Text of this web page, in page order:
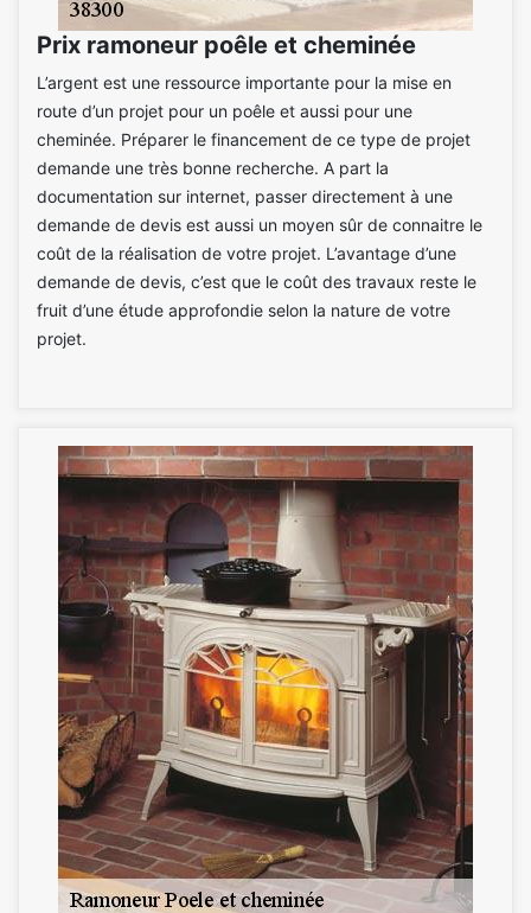
Prix ramoneur poêle et cheminée
L’argent est une ressource importante pour la mise en
route d’un projet pour un poêle et aussi pour une
cheminée. Préparer le financement de ce type de projet
demande une très bonne recherche. A part la
documentation sur internet, passer directement à une
demande de devis est aussi un moyen sûr de connaitre le
coût de la réalisation de votre projet. L’avantage d’une
demande de devis, c’est que le coût des travaux reste le
fruit d’une étude approfondie selon la nature de votre
projet.